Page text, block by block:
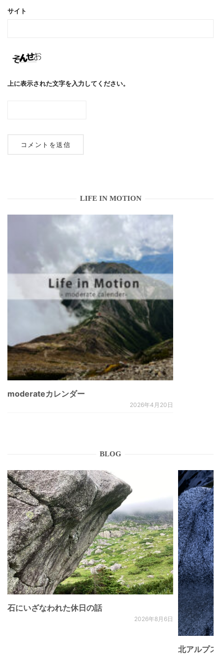
サイト
上に表示された文字を入力してください。
LIFE IN MOTION
moderateカレンダー
2026年4月20日
BLOG
石にいざなわれた休日の話
2026年8月6日
北アルプ